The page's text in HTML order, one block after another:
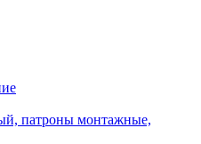
патроны монтажные,